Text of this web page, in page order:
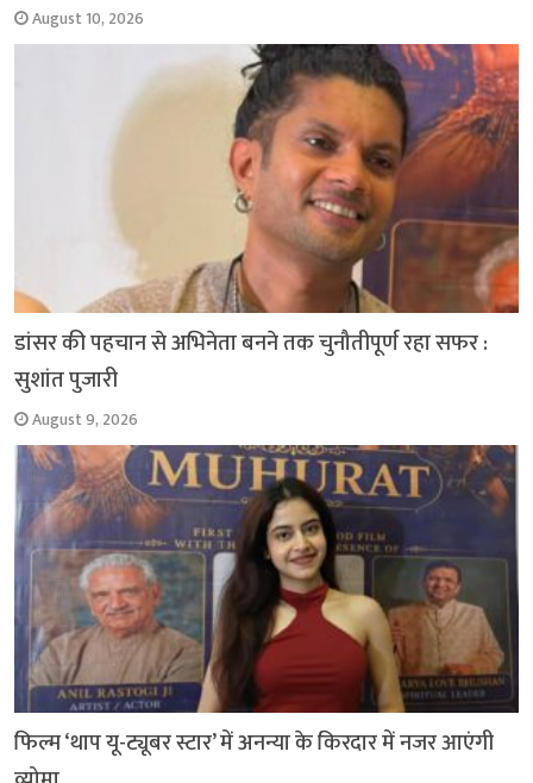
August 10, 2026
डांसर की पहचान से अभिनेता बनने तक चुनौतीपूर्ण रहा सफर :
सुशांत पुजारी
August 9, 2026
फिल्म ‘थाप यू-ट्यूबर स्टार’ में अनन्या के किरदार में नजर आएंगी